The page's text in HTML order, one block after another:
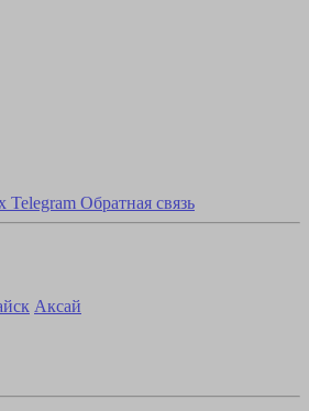
Telegram Обратная связь
Аксай